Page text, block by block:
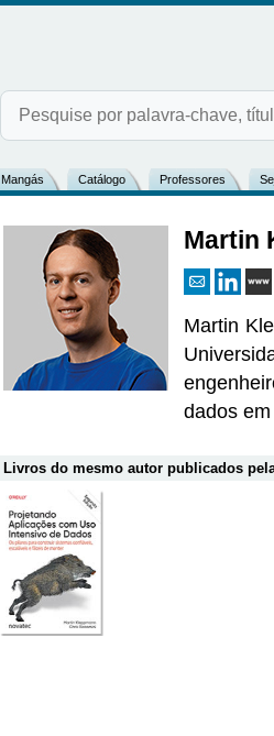
Mangás Catálogo Professores
Martin
Martin
dados
Livros do mesmo autor publicados